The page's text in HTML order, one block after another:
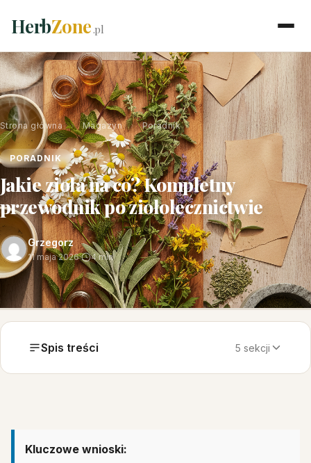
HerbZone.pl
Strona główna › Magazyn › Poradnik
PORADNIK
Jakie zioła na co? Kompletny
przewodnik po ziołolecznictwie
Grzegorz
11 maja 2026· 4 min
Spis treści 5 sekcji
Kluczowe wnioski: